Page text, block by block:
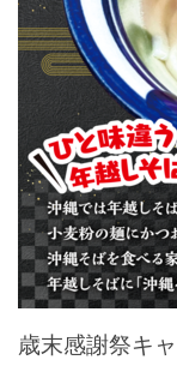
歳末感謝祭キ